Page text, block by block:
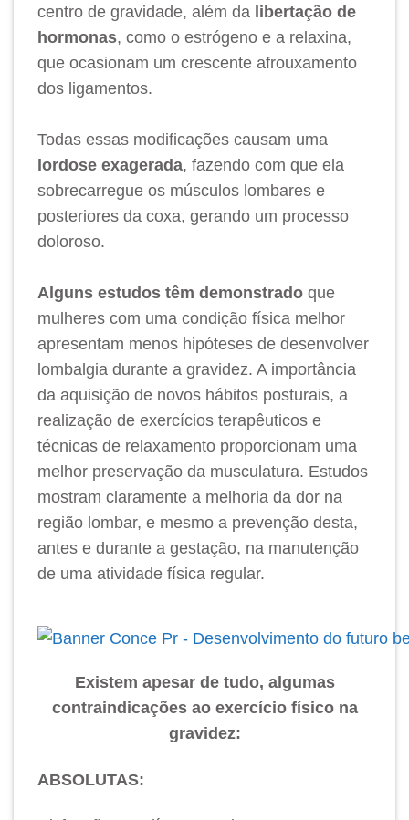
centro de gravidade, além da libertação de
hormonas, como o estrógeno e a relaxina,
que ocasionam um crescente afrouxamento
dos ligamentos.
Todas essas modificações causam uma
lordose exagerada, fazendo com que ela
sobrecarregue os músculos lombares e
posteriores da coxa, gerando um processo
doloroso.
Alguns estudos têm demonstrado que
mulheres com uma condição física melhor
apresentam menos hipóteses de desenvolver
lombalgia durante a gravidez. A importância
da aquisição de novos hábitos posturais, a
realização de exercícios terapêuticos e
técnicas de relaxamento proporcionam uma
melhor preservação da musculatura. Estudos
mostram claramente a melhoria da dor na
região lombar, e mesmo a prevenção desta,
antes e durante a gestação, na manutenção
de uma atividade física regular.
Existem apesar de tudo, algumas
contraindicações ao exercício físico na
gravidez:
ABSOLUTAS: